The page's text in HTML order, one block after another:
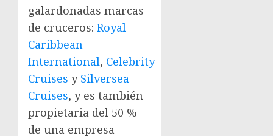
galardonadas marcas
de cruceros: Royal
Caribbean
International, Celebrity
Cruises y Silversea
Cruises, y es también
propietaria del 50 %
de una empresa